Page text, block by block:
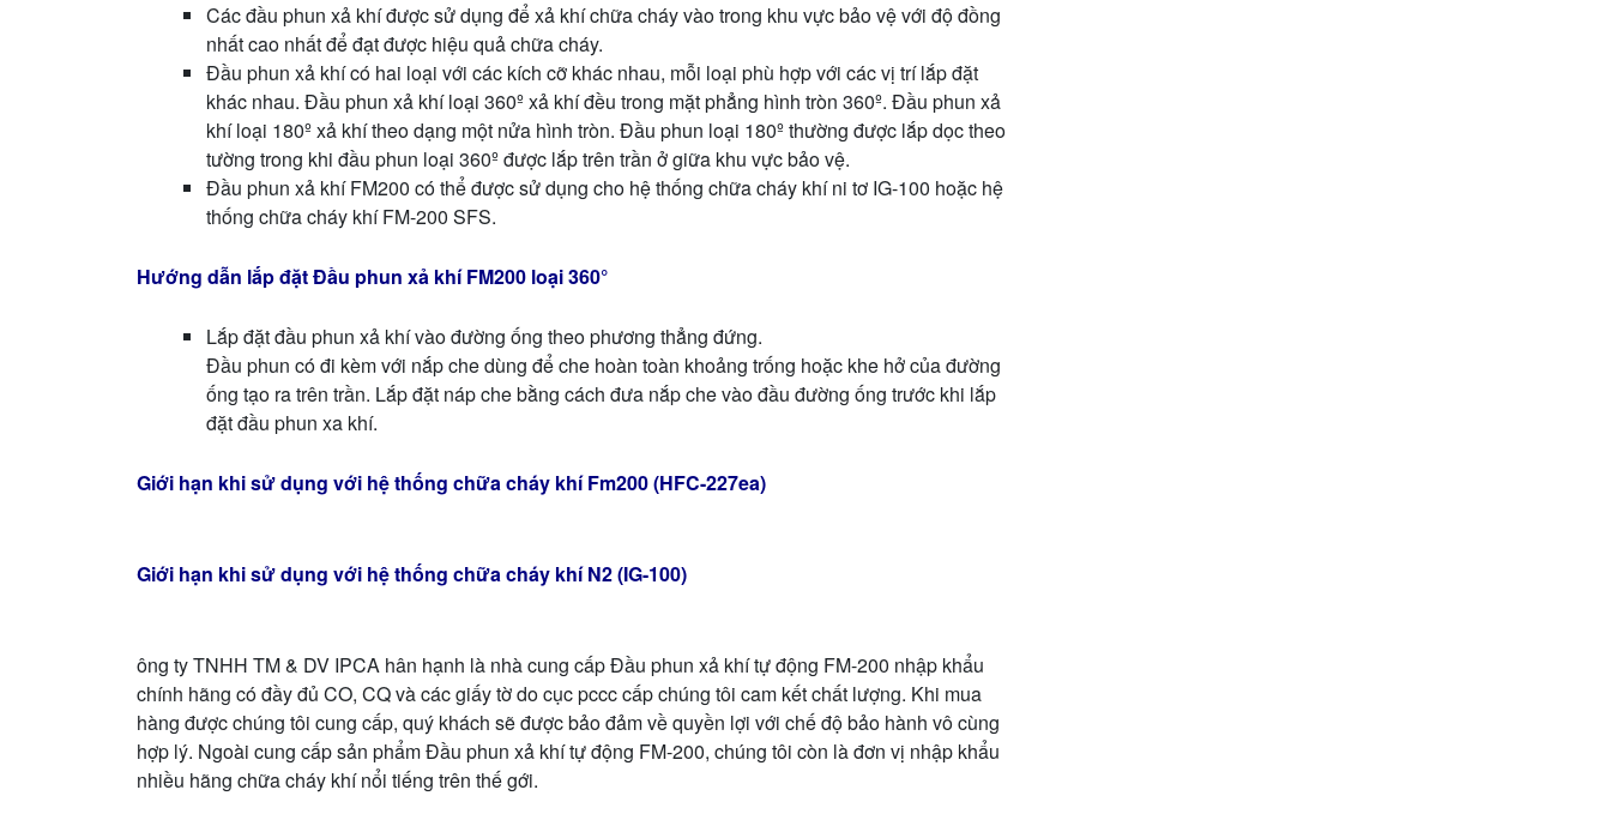
Các đầu phun xả khí được sử dụng để xả khí chữa cháy vào trong khu vực bảo vệ với độ đồng
nhất cao nhất để đạt được hiệu quả chữa cháy.
Đầu phun xả khí có hai loại với các kích cỡ khác nhau, mỗi loại phù hợp với các vị trí lắp đặt
khác nhau. Đầu phun xả khí loại 360º xả khí đều trong mặt phẳng hình tròn 360º. Đầu phun xả
khí loại 180º xả khí theo dạng một nửa hình tròn. Đầu phun loại 180º thường được lắp dọc theo
tường trong khi đầu phun loại 360º được lắp trên trần ở giữa khu vực bảo vệ.
Đầu phun xả khí FM200 có thể được sử dụng cho hệ thống chữa cháy khí ni tơ IG-100 hoặc hệ
thống chữa cháy khí FM-200 SFS.
Hướng dẫn lắp đặt Đầu phun xả khí FM200 loại 360°
Lắp đặt đầu phun xả khí vào đường ống theo phương thẳng đứng.
Đầu phun có đi kèm với nắp che dùng để che hoàn toàn khoảng trống hoặc khe hở của đường
ống tạo ra trên trần. Lắp đặt náp che bằng cách đưa nắp che vào đầu đường ống trước khi lắp
đặt đầu phun xa khí.
Giới hạn khi sử dụng với hệ thống chữa cháy khí Fm200 (HFC-227ea)
Giới hạn khi sử dụng với hệ thống chữa cháy khí N2 (IG-100)
ông ty TNHH TM & DV IPCA hân hạnh là nhà cung cấp Đầu phun xả khí tự động FM-200 nhập khẩu
chính hãng có đầy đủ CO, CQ và các giấy tờ do cục pccc cấp chúng tôi cam kết chất lượng. Khi mua
hàng được chúng tôi cung cấp, quý khách sẽ được bảo đảm về quyền lợi với chế độ bảo hành vô cùng
hợp lý. Ngoài cung cấp sản phẩm Đầu phun xả khí tự động FM-200, chúng tôi còn là đơn vị nhập khẩu
nhiều hãng chữa cháy khí nổi tiếng trên thế gới.